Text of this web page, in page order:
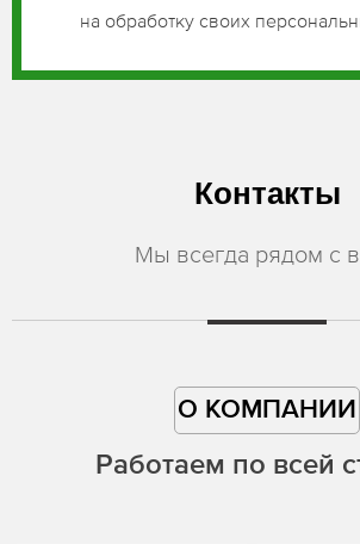
на обработку своих
Контакты
Мы всегда рядом с
О КОМПАНИИ
Работаем по всей